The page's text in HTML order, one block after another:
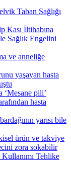
Taban Sağlığı
Kası İltihabına
Sağlık Engelini
ve anneliğe
yaşayan hasta
‘Mesane pili’
hasta
yarısı bile
ürün ve takviye
zora sokabilir
Kullanımı Tehlike